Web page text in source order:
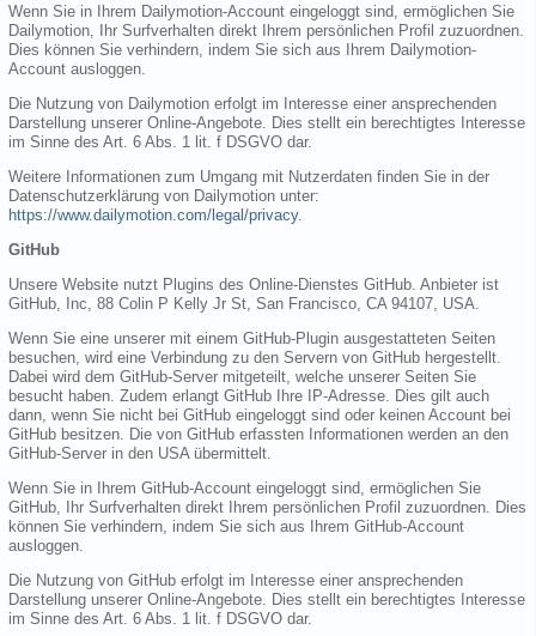
Wenn Sie in Ihrem Dailymotion-Account eingeloggt sind, ermöglichen Sie
Dailymotion, Ihr Surfverhalten direkt Ihrem persönlichen Profil zuzuordnen.
Dies können Sie verhindern, indem Sie sich aus Ihrem Dailymotion-
Account ausloggen.
Die Nutzung von Dailymotion erfolgt im Interesse einer ansprechenden
Darstellung unserer Online-Angebote. Dies stellt ein berechtigtes Interesse
im Sinne des Art. 6 Abs. 1 lit. f DSGVO dar.
Weitere Informationen zum Umgang mit Nutzerdaten finden Sie in der
Datenschutzerklärung von Dailymotion unter:
https://www.dailymotion.com/legal/privacy.
GitHub
Unsere Website nutzt Plugins des Online-Dienstes GitHub. Anbieter ist
GitHub, Inc, 88 Colin P Kelly Jr St, San Francisco, CA 94107, USA.
Wenn Sie eine unserer mit einem GitHub-Plugin ausgestatteten Seiten
besuchen, wird eine Verbindung zu den Servern von GitHub hergestellt.
Dabei wird dem GitHub-Server mitgeteilt, welche unserer Seiten Sie
besucht haben. Zudem erlangt GitHub Ihre IP-Adresse. Dies gilt auch
dann, wenn Sie nicht bei GitHub eingeloggt sind oder keinen Account bei
GitHub besitzen. Die von GitHub erfassten Informationen werden an den
GitHub-Server in den USA übermittelt.
Wenn Sie in Ihrem GitHub-Account eingeloggt sind, ermöglichen Sie
GitHub, Ihr Surfverhalten direkt Ihrem persönlichen Profil zuzuordnen. Dies
können Sie verhindern, indem Sie sich aus Ihrem GitHub-Account
ausloggen.
Die Nutzung von GitHub erfolgt im Interesse einer ansprechenden
Darstellung unserer Online-Angebote. Dies stellt ein berechtigtes Interesse
im Sinne des Art. 6 Abs. 1 lit. f DSGVO dar.